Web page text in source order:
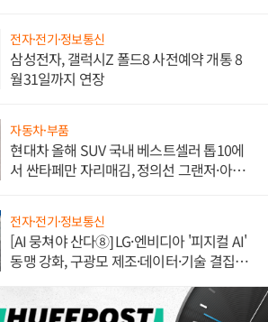
전자·전기·정보통신
삼성전자, 갤럭시Z 폴드8 사전예약 개통 8
월31일까지 연장
자동차·부품
현대차 올해 SUV 국내 베스트셀러 톱10에
서 싼타페만 자리매김, 정의선 그랜저·아반
전자·전기·정보통신
[AI 뭉쳐야 산다⑧] LG·엔비디아 '피지컬 AI'
동맹 강화, 구광모 제조·데이터·기술 결집